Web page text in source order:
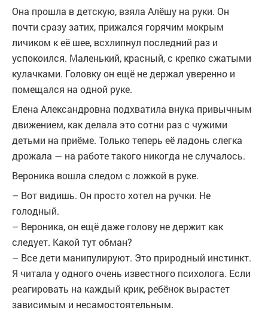
Она прошла в детскую, взяла Алёшу на руки. Он
почти сразу затих, прижался горячим мокрым
личиком к её шее, всхлипнул последний раз и
успокоился. Маленький, красный, с крепко сжатыми
кулачками. Головку он ещё не держал уверенно и
помещался на одной руке.
Елена Александровна подхватила внука привычным
движением, как делала это сотни раз с чужими
детьми на приёме. Только теперь её ладонь слегка
дрожала — на работе такого никогда не случалось.
Вероника вошла следом с ложкой в руке.
– Вот видишь. Он просто хотел на ручки. Не
голодный.
– Вероника, он ещё даже голову не держит как
следует. Какой тут обман?
– Все дети манипулируют. Это природный инстинкт.
Я читала у одного очень известного психолога. Если
реагировать на каждый крик, ребёнок вырастет
зависимым и несамостоятельным.